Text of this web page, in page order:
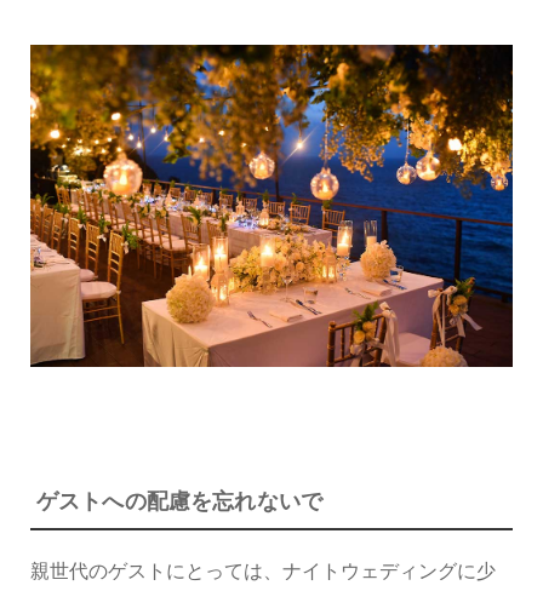
ゲストへの配慮を忘れないで
親世代のゲストにとっては、ナイトウェディングに少